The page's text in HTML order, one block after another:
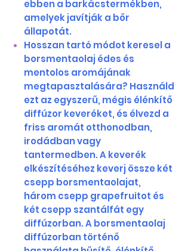
ebben a barkácstermékben,
amelyek javítják a bőr
állapotát.
Hosszan tartó módot keresel a
borsmentaolaj édes és
mentolos aromájának
megtapasztalására? Használd
ezt az egyszerű, mégis élénkítő
diffúzor keveréket, és élvezd a
friss aromát otthonodban,
irodádban vagy
tantermedben. A keverék
elkészítéséhez keverj össze két
csepp borsmentaolajat,
három csepp grapefruitot és
két csepp szantálfát egy
diffúzorban. A borsmentaolaj
diffúzorban történő